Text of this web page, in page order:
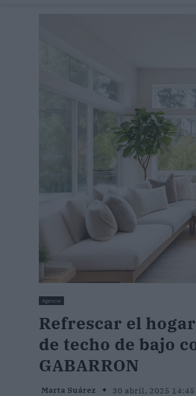
Agencia
Refrescar el
de techo de bajo
GABARRON
Marta Suárez 30 abril, 2025 14:45